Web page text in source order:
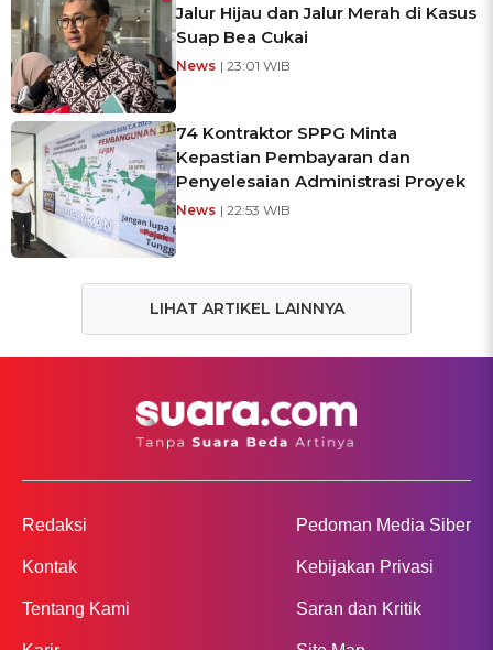
Jalur Hijau dan Jalur Merah di Kasus
Suap Bea Cukai
News | 23:01 WIB
74 Kontraktor SPPG Minta
Kepastian Pembayaran dan
Penyelesaian Administrasi Proyek
News | 22:53 WIB
LIHAT ARTIKEL LAINNYA
Redaksi
Kontak
Tentang Kami
Pedoman Media Siber
Kebijakan Privasi
Saran dan Kritik